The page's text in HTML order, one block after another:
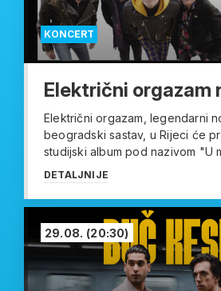
KONCERT
Električni orgazam
Električni orgazam, legendarni
beogradski sastav, u Rijeci će
studijski album pod nazivom "U
DETALJNIJE
29.08. (20:30)